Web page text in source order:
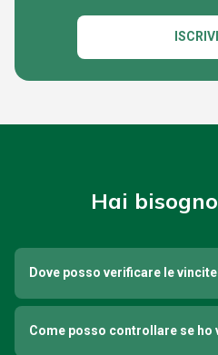
Hai
Dove posso verificare le
Come posso controllare se ho